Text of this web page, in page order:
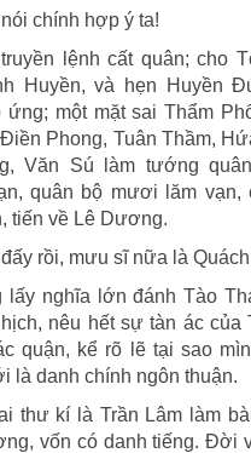
chính hợp ý ta!
lệnh cất quân; cho
Huyền, và hẹn Huyền
ứng; một mặt sai Thẩm
Phong, Tuân Thầm,
Văn Sú làm tướng
quân bộ mươi lăm vạn,
tiến về Lê Dương.
rồi, mưu sĩ nữa là
lấy nghĩa lớn đánh Tào
nêu hết sự tàn ác của
quận, kể rõ lẽ tại sao
là danh chính ngôn thuận.
thư kí là Trần Lâm làm
vốn có danh tiếng. Đời